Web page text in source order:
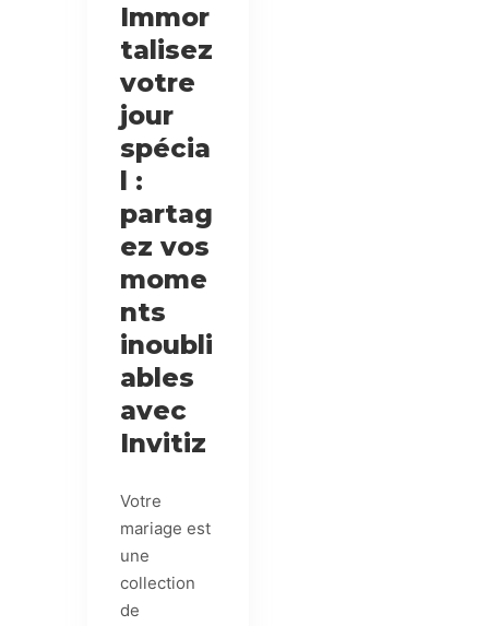
Immor
talisez
votre
jour
spécia
l :
partag
ez vos
mome
nts
inoubli
ables
avec
Invitiz
Votre
mariage est
une
collection
de